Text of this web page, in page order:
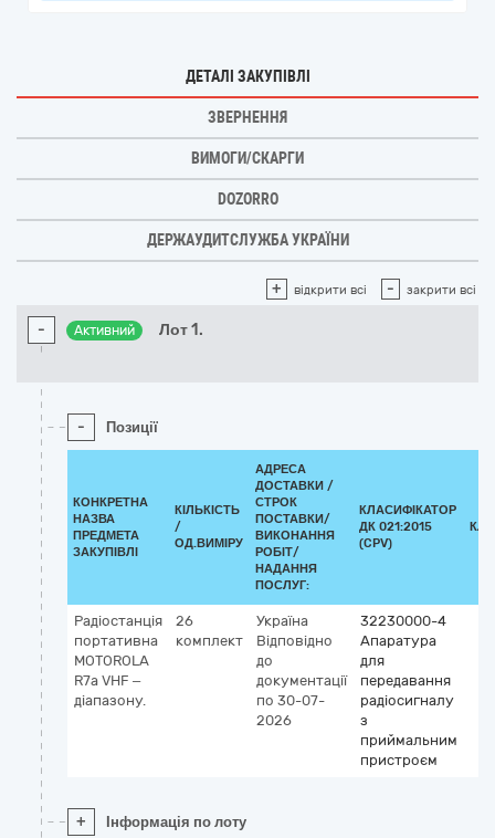
ДЕТАЛІ ЗАКУПІВЛІ
ЗВЕРНЕННЯ
ВИМОГИ/СКАРГИ
DOZORRO
ДЕРЖАУДИТСЛУЖБА УКРАЇНИ
+ відкрити всі - закрити всі
- Активний Лот 1.
- Позиції
КОНКРЕТНА
НАЗВА
ПРЕДМЕТА
ЗАКУПІВЛІ
КІЛЬКІСТЬ
/
ОД.ВИМІРУ
АДРЕСА
ДОСТАВКИ /
СТРОК
ПОСТАВКИ/
ВИКОНАННЯ
РОБІТ/
НАДАННЯ
ПОСЛУГ:
КЛАСИФІКАТОР
ДК 021:2015
(CPV)
Радіостанція
портативна
MOTOROLA
R7a VHF –
діапазону.
26
комплект
Україна
Відповідно
до
документації
по 30-07-
2026
32230000-4
Апаратура
для
передавання
радіосигналу
з
приймальним
пристроєм
+ Інформація по лоту